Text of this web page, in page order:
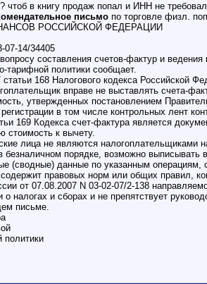
чтоб в книгу продаж попал и ИНН не
письмо по торговле физл.
РОССИЙСКОЙ ФЕДЕРАЦИИ
07-14/34405
составления счетов-фактур и
тарифной политики сообщает.
статьи 168 Налогового кодекса Российской
вправе не выставлять счета-
утвержденных постановлением
в том числе контрольных лент
169 Кодекса счет-фактура является
стоимость к вычету.
лица не являются налогоплательщиками
порядке, возможно выписывать
(сводные) данные по указанным операциям,
правовых норм или общих правил,
от 07.08.2007 N 03-02-07/2-138
о налогах и сборах и не препятствует
письме.
политики